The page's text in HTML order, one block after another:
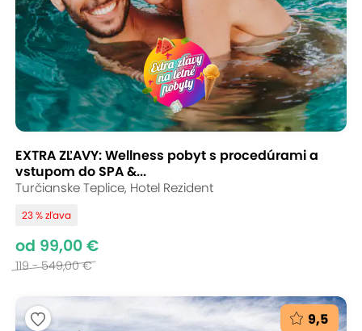
EXTRA ZĽAVY: Wellness pobyt s procedúrami a
vstupom do SPA &...
Turčianske Teplice, Hotel Rezident
23 % zľava
od 99,00 €
119 - 549,00 €
9,5